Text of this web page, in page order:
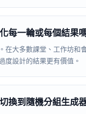
每一輪或每個結果
在大多數課堂、工作坊和
度設計的結果更有價值。
換到隨機分組生成